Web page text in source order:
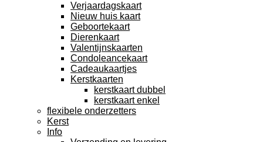
Verjaardagskaart
Nieuw huis kaart
Geboortekaart
Dierenkaart
Valentijnskaarten
Condoleancekaart
Cadeaukaartjes
Kerstkaarten
kerstkaart dubbel
kerstkaart enkel
flexibele onderzetters
Kerst
Info